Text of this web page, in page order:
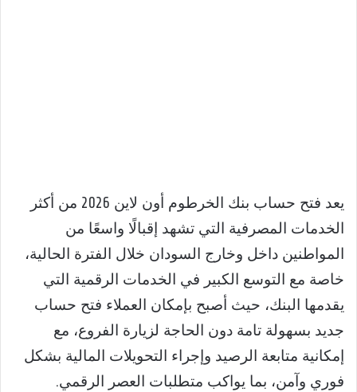
يعد فتح حساب بنك الخرطوم أون لاين 2026 من أكثر
الخدمات المصرفية التي تشهد إقبالًا واسعًا من
المواطنين داخل وخارج السودان خلال الفترة الحالية،
خاصة مع التوسع الكبير في الخدمات الرقمية التي
يقدمها البنك، حيث أصبح بإمكان العملاء فتح حساب
جديد بسهولة تامة دون الحاجة لزيارة الفروع، مع
إمكانية متابعة الرصيد وإجراء التحويلات المالية بشكل
فوري وآمن، بما يواكب متطلبات العصر الرقمي.